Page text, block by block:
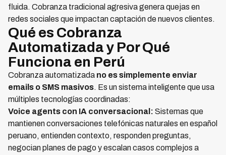
fluida. Cobranza tradicional agresiva genera quejas en
redes sociales que impactan captación de nuevos clientes.
Qué es Cobranza
Automatizada y Por Qué
Funciona en Perú
Cobranza automatizada no es simplemente enviar
emails o SMS masivos. Es un sistema inteligente que usa
múltiples tecnologías coordinadas:
Voice agents con IA conversacional: Sistemas que
mantienen conversaciones telefónicas naturales en español
peruano, entienden contexto, responden preguntas,
negocian planes de pago y escalan casos complejos a